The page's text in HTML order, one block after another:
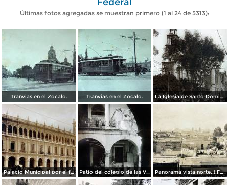
Últimas fotos agregadas se muestran primero (1 al 24 de 5313):
Tranvias en el Zocalo. Tranvias en el Zocalo. La Iglesia de Santo Domingo.
Palacio Municipal por el fotografo Hugo Brehme.. Patio del colegio de las Vizcainas por el fotografo Hugo Brehme. Panorama vista norte. ( Fechada el 20 de Junio de 1905 ).